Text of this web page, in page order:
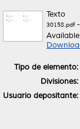
Texto
30158.pdf-
Tipo de elemento:
Divisiones:
Usuario depositante: